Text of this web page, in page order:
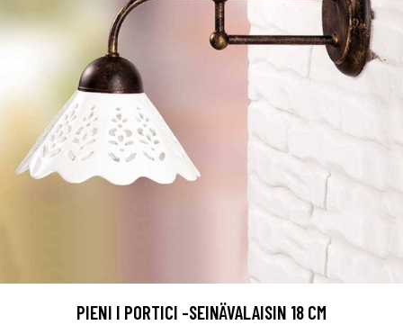
PIENI I PORTICI -SEINÄVALAISIN 18 CM